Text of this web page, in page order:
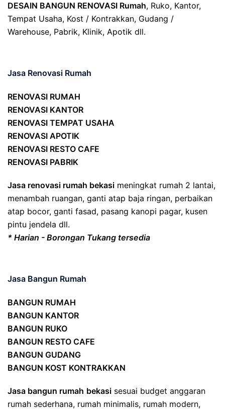
DESAIN BANGUN RENOVASI Rumah, Ruko, Kantor,
Tempat Usaha, Kost / Kontrakkan, Gudang /
Warehouse, Pabrik, Klinik, Apotik dll.
Jasa Renovasi Rumah
RENOVASI RUMAH
RENOVASI KANTOR
RENOVASI TEMPAT USAHA
RENOVASI APOTIK
RENOVASI RESTO CAFE
RENOVASI PABRIK
Jasa renovasi rumah bekasi meningkat rumah 2 lantai,
menambah ruangan, ganti atap baja ringan, perbaikan
atap bocor, ganti fasad, pasang kanopi pagar, kusen
pintu jendela dll.
* Harian - Borongan Tukang tersedia
Jasa Bangun Rumah
BANGUN RUMAH
BANGUN KANTOR
BANGUN RUKO
BANGUN RESTO CAFE
BANGUN GUDANG
BANGUN KOST KONTRAKKAN
Jasa bangun rumah bekasi sesuai budget anggaran
rumah sederhana, rumah minimalis, rumah modern,